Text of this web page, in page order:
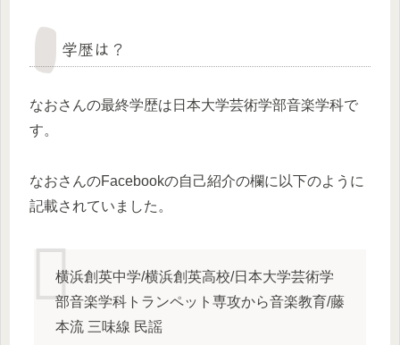
学歴は？
なおさんの最終学歴は日本大学芸術学部音楽学科で
す。
なおさんのFacebookの自己紹介の欄に以下のように
記載されていました。
横浜創英中学/横浜創英高校/日本大学芸術学
部音楽学科トランペット専攻から音楽教育/藤
本流 三味線 民謡